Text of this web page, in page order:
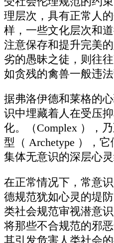
理层次，具有正常人
样，一些文化层次和
注意保存和提升完美
劣的愚昧之徒，则往
如贪残的禽兽一般违
据弗洛伊德和莱格的
识中埋藏着人在受压
化。（Complex ），
型（ Archetype ），
集体无意识的深层心灵
在正常情况下，常意
德规范犹如心灵的堤
类社会规范审视潜意
将那些不合规范的邪
其引发危害人类社会的